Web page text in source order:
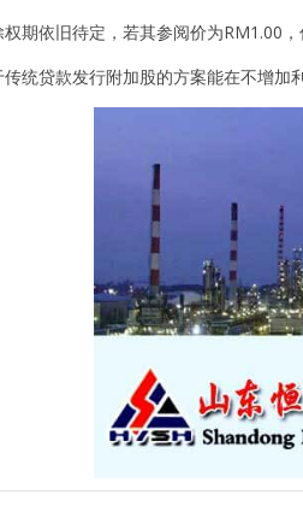
期依旧待定，若其参阅价为RM1.00
统贷款发行附加股的方案能在不增加